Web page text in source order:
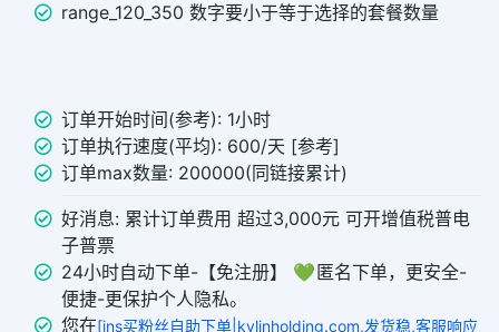
range_120_350 数字要小于等于选择的套餐数量
订单开始时间(参考): 1小时
订单执行速度(平均): 600/天 [参考]
订单max数量: 200000(同链接累计)
好消息: 累计订单费用 超过3,000元 可开增值税普电
子普票
24小时自动下单-【免注册】 💚 匿名下单，更安全-
便捷-更保护个人隐私。
您在[ins买粉丝自助下单|kylinholding.com,发货稳,客服响应